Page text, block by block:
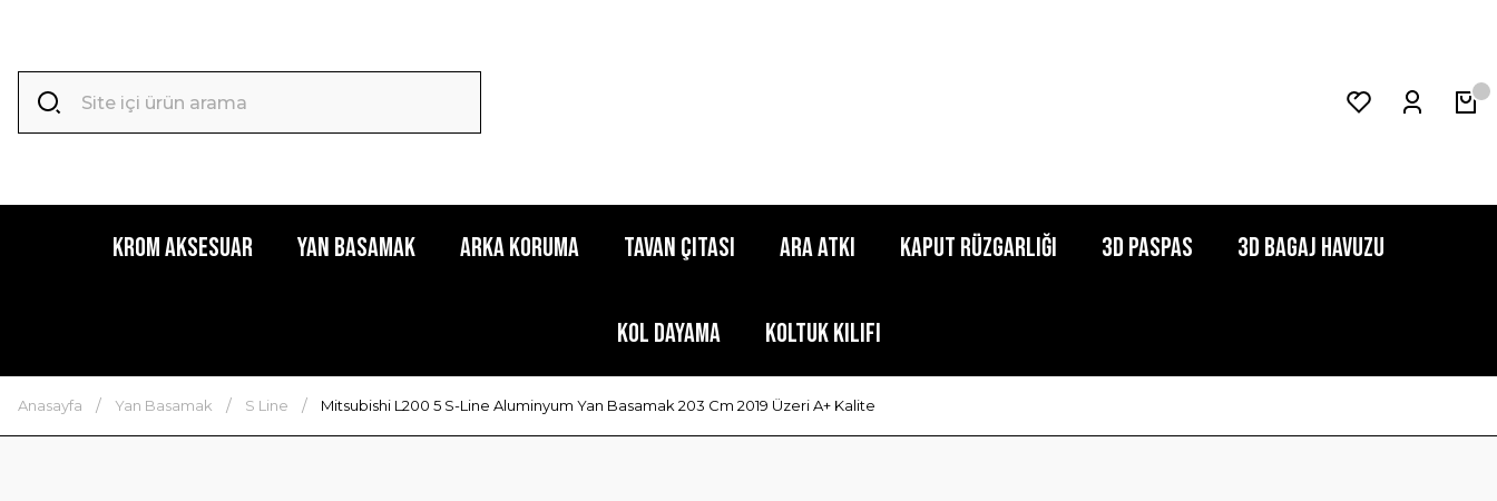
Krom Aksesuar Yan Basamak Arka Koruma Tavan Çıtası Ara Atkı Kaput Rüzgarlığı 3D Paspas 3D Bagaj Havuzu
Kol Dayama Koltuk Kılıfı
Anasayfa Yan Basamak S Line Mitsubishi L200 5 S-Line Aluminyum Yan Basamak 203 Cm 2019 Üzeri A+ Kalite